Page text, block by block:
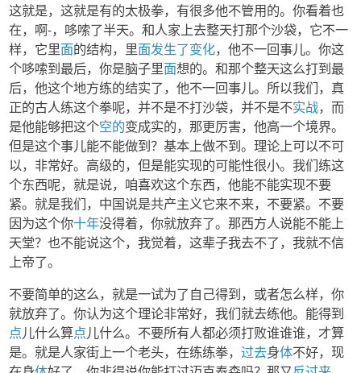
这就是，这就是有的太极拳，有很多他不管用的。你看着也
在，啊-，哆嗦了半天。和人家上去整天打那个沙袋，它不一
样，它里面的结构，里面发生了变化，他不一回事儿。你这
个哆嗦到最后，你是脑子里面想的。和那个整天这么打到最
后，他这个地方练的结实了，他不一回事儿。所以我们，真
正的古人练这个拳呢，并不是不打沙袋，并不是不实战，而
是他能够把这个空的变成实的，那更厉害，他高一个境界。
但是这个事儿能不能做到？基本上做不到。理论上可以不可
以，非常好。高级的，但是能实现的可能性很小。我们练这
个东西呢，就是说，咱喜欢这个东西，他能不能实现不要
紧。就是我们，中国说是共产主义它来不来，不要紧。不要
因为这个你十年没得着，你就放弃了。那西方人说能不能上
天堂？也不能说这个，我觉着，这辈子我去不了，我就不信
上帝了。
不要简单的这么，就是一试为了自己得到，或者怎么样，你
就放弃了。你认为这个理论非常好，我们就去练他。能得到
点儿什么算点儿什么。不要所有人都必须打败谁谁谁，才算
是。就是人家街上一个老头，在练练拳，过去身体不好，现